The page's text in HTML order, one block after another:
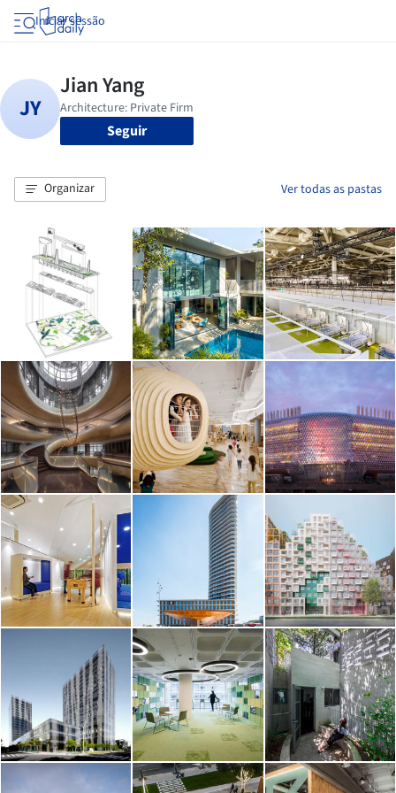
Iniciar sessão
Seguir
Organizar Ver todas as pastas